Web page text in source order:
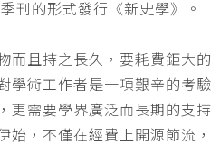
刊的形式發行《新史學》。
而且持之長久，要耗費鉅大
學術工作者是一項艱辛的考
更需要學界廣泛而長期的支
始，不僅在經費上開源節流